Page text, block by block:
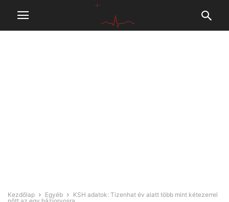
Kezdőlap Egyéb
KSH adatok: Tizenhat év alatt több mint kétezerrel